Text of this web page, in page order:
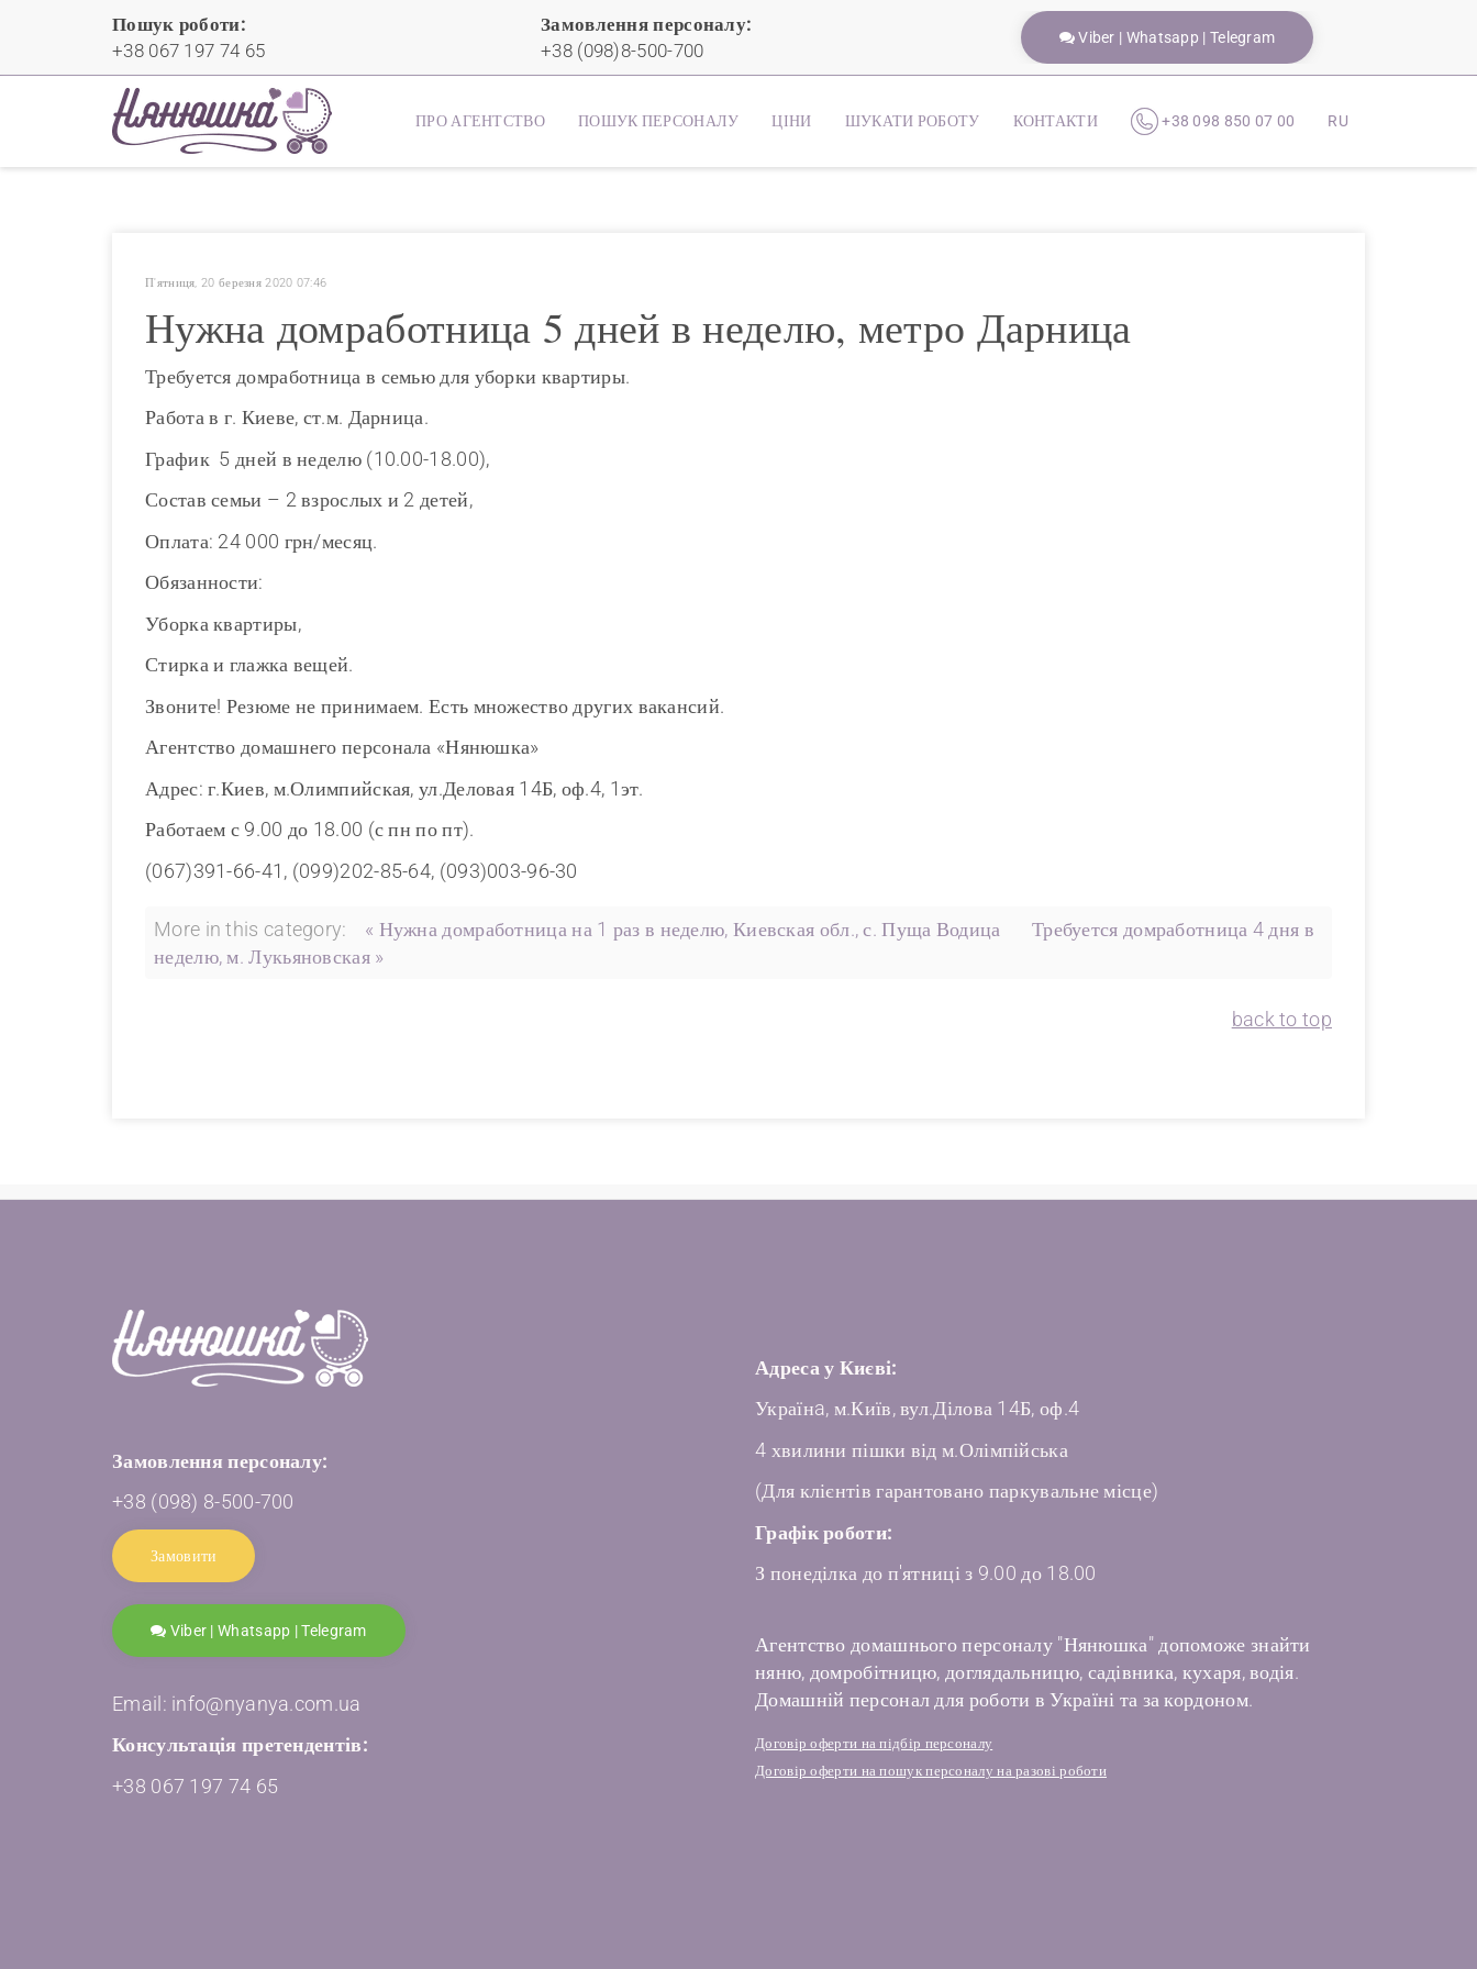
Пошук роботи:
+38 067 197 74 65
Замовлення персоналу:
+38 (098)8-500-700
Viber | Whatsapp | Telegram
ПРО АГЕНТСТВО ПОШУК ПЕРСОНАЛУ ЦІНИ ШУКАТИ РОБОТУ КОНТАКТИ +38 098 850 07 00 RU
П'ятниця, 20 березня 2020 07:46
Нужна домработница 5 дней в неделю, метро Дарница
Требуется домработница в семью для уборки квартиры.
Работа в г. Киеве, ст.м. Дарница.
График 5 дней в неделю (10.00-18.00),
Состав семьи – 2 взрослых и 2 детей,
Оплата: 24 000 грн/месяц.
Обязанности:
Уборка квартиры,
Стирка и глажка вещей.
Звоните! Резюме не принимаем. Есть множество других вакансий.
Агентство домашнего персонала «Нянюшка»
Адрес: г.Киев, м.Олимпийская, ул.Деловая 14Б, оф.4, 1эт.
Работаем с 9.00 до 18.00 (с пн по пт).
(067)391-66-41, (099)202-85-64, (093)003-96-30
More in this category: « Нужна домработница на 1 раз в неделю, Киевская обл., с. Пуща Водица
Требуется домработница 4 дня в
неделю, м. Лукьяновская »
back to top
Замовлення персоналу:
+38 (098) 8-500-700
Замовити
Viber | Whatsapp | Telegram
Email: info@nyanya.com.ua
Консультація претендентів:
+38 067 197 74 65
Адреса у Києві:
Українa, м.Київ, вул.Ділова 14Б, оф.4
4 хвилини пішки від м.Олімпійська
(Для клієнтів гарантовано паркувальне місце)
Графік роботи:
З понеділка до п'ятниці з 9.00 до 18.00
Агентство домашнього персоналу "Нянюшка" допоможе знайти
няню, домробітницю, доглядальницю, садівника, кухаря, водія.
Домашній персонал для роботи в Україні та за кордоном.
Договір оферти на підбір персоналу
Договір оферти на пошук персоналу на разові роботи